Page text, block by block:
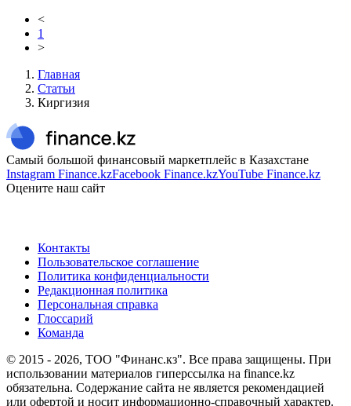
<
1
>
Главная
Статьи
Киргизия
Самый большой финансовый маркетплейс в Казахстане
Instagram Finance.kzFacebook Finance.kzYouTube Finance.kz
Оцените наш сайт
Контакты
Пользовательское соглашение
Политика конфиденциальности
Редакционная политика
Персональная справка
Глоссарий
Команда
© 2015 - 2026, ТОО "Финанс.кз". Все права защищены. При
использовании материалов гиперссылка на finance.kz
обязательна. Содержание сайта не является рекомендацией
или офертой и носит информационно-справочный характер.